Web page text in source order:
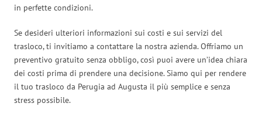
in perfette condizioni.
Se desideri ulteriori informazioni sui costi e sui servizi del
trasloco, ti invitiamo a contattare la nostra azienda. Offriamo un
preventivo gratuito senza obbligo, così puoi avere un’idea chiara
dei costi prima di prendere una decisione. Siamo qui per rendere
il tuo trasloco da Perugia ad Augusta il più semplice e senza
stress possibile.